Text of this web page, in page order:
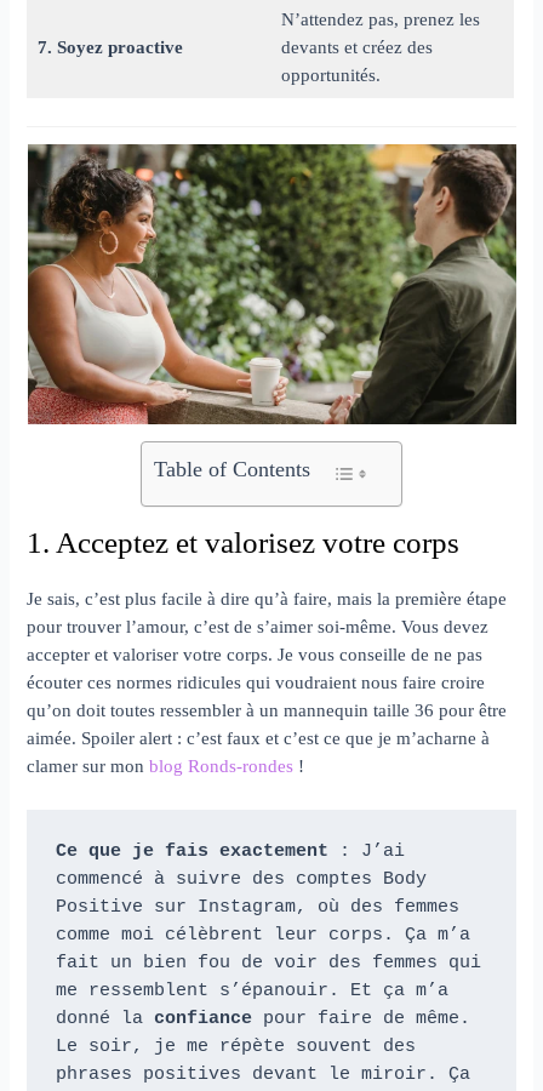
7. Soyez proactive
N’attendez pas, prenez les
devants et créez des
opportunités.
Table of Contents
1. Acceptez et valorisez votre corps
Je sais, c’est plus facile à dire qu’à faire, mais la première étape
pour trouver l’amour, c’est de s’aimer soi-même. Vous devez
accepter et valoriser votre corps. Je vous conseille de ne pas
écouter ces normes ridicules qui voudraient nous faire croire
qu’on doit toutes ressembler à un mannequin taille 36 pour être
aimée. Spoiler alert : c’est faux et c’est ce que je m’acharne à
clamer sur monblog Ronds-rondes !
Ce que je fais exactement : J’ai
commencé à suivre des comptes Body
Positive sur Instagram, où des femmes
comme moi célèbrent leur corps. Ça m’a
fait un bien fou de voir des femmes qui
me ressemblent s’épanouir. Et ça m’a
donné la confiance pour faire de même.
Le soir, je me répète souvent des
phrases positives devant le miroir. Ça